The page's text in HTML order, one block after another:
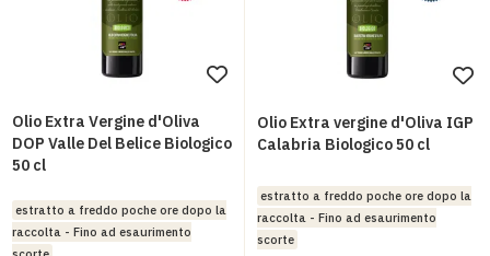
Aggiungi
lista
Olio Extra Vergine d'Oliva
DOP Valle Del Belice Biologico
50 cl
estratto a freddo poche ore dopo la
raccolta - Fino ad esaurimento
Olio Extra vergine d'Oliva IGP
Calabria Biologico 50 cl
estratto a freddo poche ore dopo la
raccolta - Fino ad esaurimento
scorte